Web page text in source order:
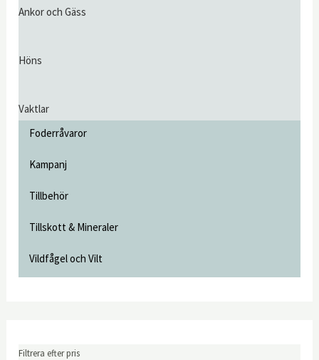
Ankor och Gäss
Höns
Vaktlar
Foderråvaror
Kampanj
Tillbehör
Tillskott & Mineraler
Vildfågel och Vilt
Filtrera efter pris